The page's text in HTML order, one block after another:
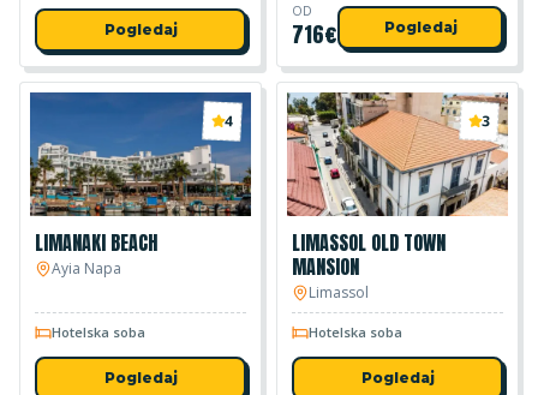
Pogledaj
OD
716€ Pogledaj
4
LIMANAKI BEACH
Ayia Napa
Hotelska soba
Pogledaj
3
LIMASSOL OLD TOWN
MANSION
Limassol
Hotelska soba
Pogledaj